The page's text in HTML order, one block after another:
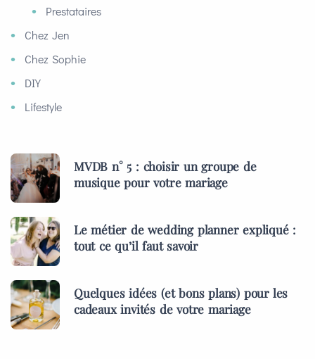
Prestataires
Chez Jen
Chez Sophie
DIY
Lifestyle
MVDB n° 5 : choisir un groupe de
musique pour votre mariage
Le métier de wedding planner expliqué :
tout ce qu’il faut savoir
Quelques idées (et bons plans) pour les
cadeaux invités de votre mariage